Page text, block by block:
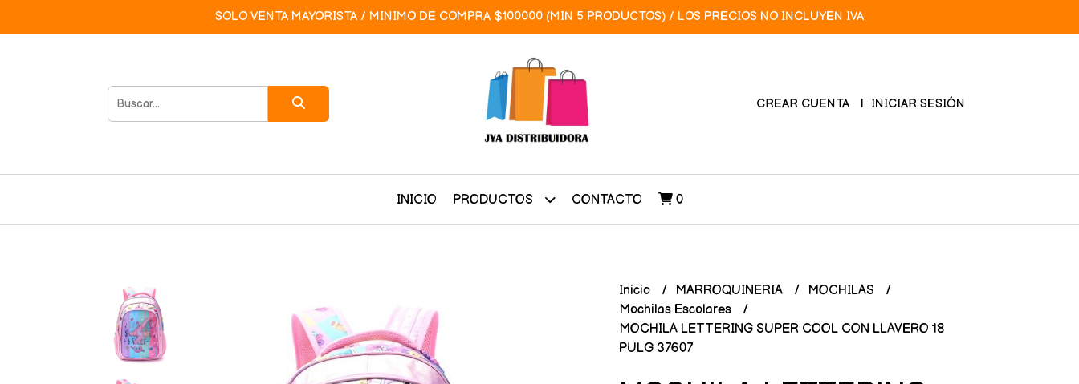
SOLO VENTA MAYORISTA / MINIMO DE COMPRA $100000 (MIN 5 PRODUCTOS) / LOS PRECIOS NO INCLUYEN IVA
CREAR CUENTA INICIAR SESIÓN
INICIO PRODUCTOS CONTACTO 0
Inicio MARROQUINERIA
MOCHILAS
Mochilas Escolares
MOCHILA LETTERING SUPER COOL CON LLAVERO 18
PULG 37607